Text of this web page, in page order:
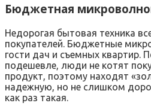
Бюджетная
Недорогая бытовая техника
покупателей. Бюджетные
гости дач и съемных квартир.
подешевле, люди не котят
продукт, поэтому находят
надежную, но не слишком
как раз такая.